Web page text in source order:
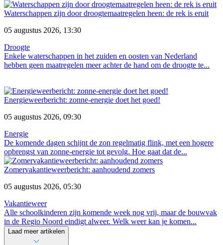
Waterschappen zijn door droogtemaatregelen heen: de rek is eruit
05 augustus 2026, 13:30
Droogte
Enkele waterschappen in het zuiden en oosten van Nederland
hebben geen maatregelen meer achter de hand om de droogte te...
Energieweerbericht: zonne-energie doet het goed!
05 augustus 2026, 09:30
Energie
De komende dagen schijnt de zon regelmatig flink, met een hogere
opbrengst van zonne-energie tot gevolg. Hoe gaat dat de...
Zomervakantieweerbericht: aanhoudend zomers
05 augustus 2026, 05:30
Vakantieweer
Alle schoolkinderen zijn komende week nog vrij, maar de bouwvak
in de Regio Noord eindigt alweer. Welk weer kan je komen...
Laad meer artikelen